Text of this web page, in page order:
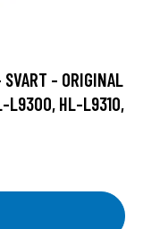
- ORIGINAL
L9300, HL-L9310,